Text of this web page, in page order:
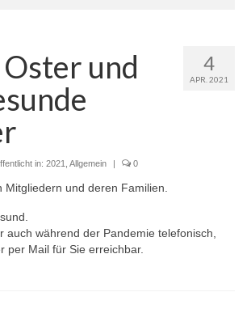
Termine
4
APR. 2021
und
in: 2021 Allgemein | 0
Mitgliedern und deren Familien.
auch während der Pandemie telefonisch,
per Mail für Sie erreichbar.